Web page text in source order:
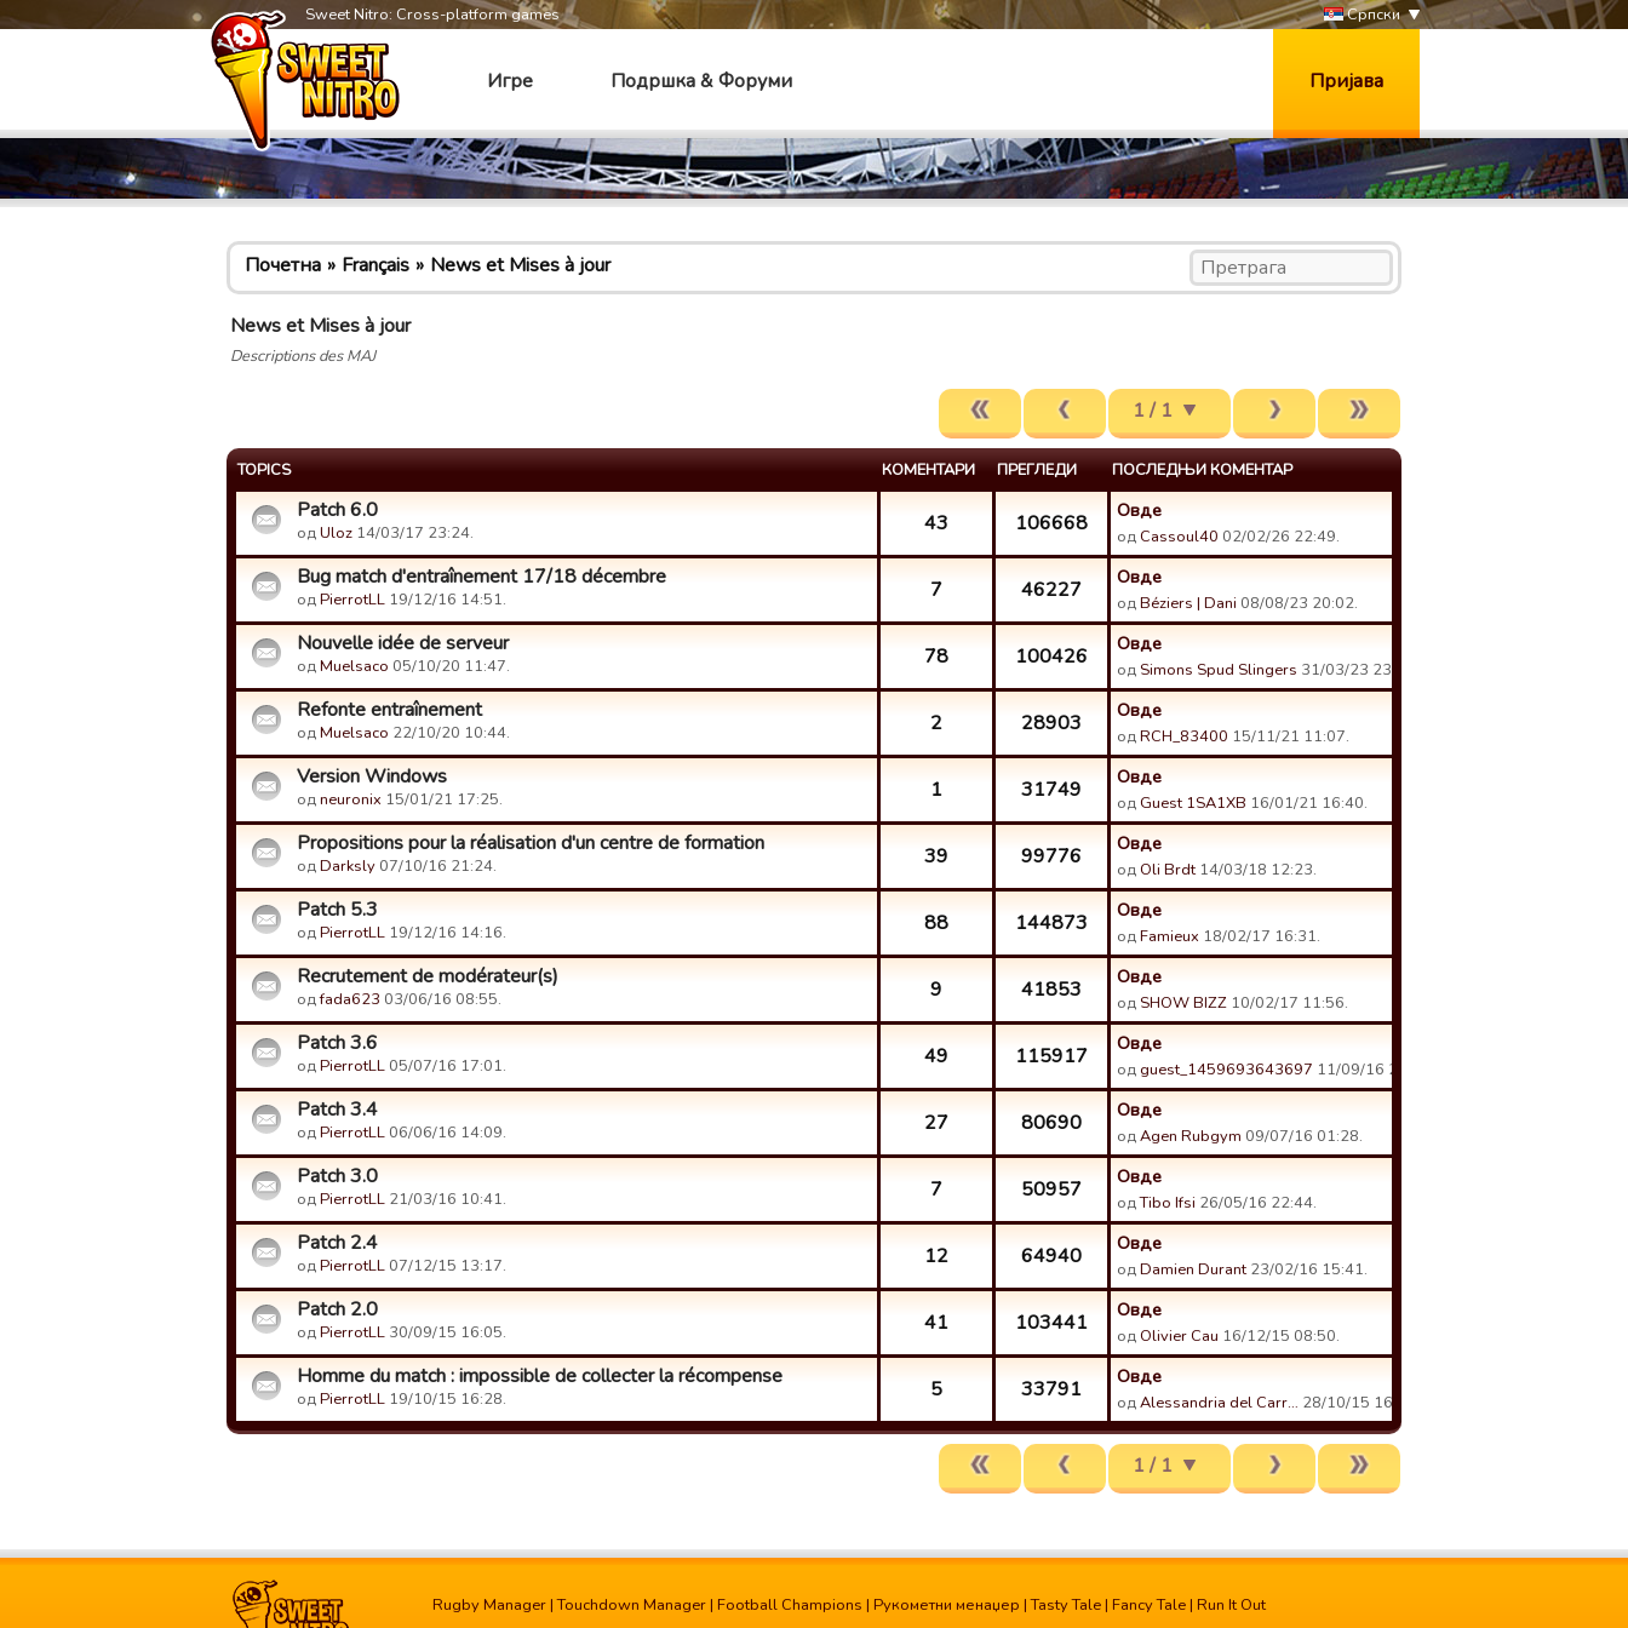
Sweet Nitro: Cross-platform games Српски
Игре Подршка & Форуми Пријава
Почетна Français News et Mises à jour
News et Mises à jour
Descriptions des MAJ
1 / 1
TOPICS КОМЕНТАРИ ПРЕГЛЕДИ ПОСЛЕДЊИ КОМЕНТАР
Patch 6.0
одUloz 14/03/17 23:24. 43 106668 Овде
од Cassoul40 02/02/26 22:49.
Bug match d'entraînement 17/18 décembre
одPierrotLL 19/12/16 14:51. 7 46227 Овде
одBéziers | Dani 08/08/23 20:02.
Nouvelle idée de serveur
одMuelsaco 05/10/20 11:47. 78 100426 Овде
од Simons Spud Slingers 31/03/23 23:38.
Refonte entraînement
одMuelsaco 22/10/20 10:44. 2 28903 Овде
одRCH_83400 15/11/21 11:07.
Version Windows
одneuronix 15/01/21 17:25. 1 31749 Овде
од Guest 1SA1XB 16/01/21 16:40.
Propositions pour la réalisation d'un centre de formation
одDarksly 07/10/16 21:24. 39 99776 Овде
од Oli Brdt14/03/18 12:23.
Patch 5.3
одPierrotLL 19/12/16 14:16. 88 144873 Овде
одFamieux 18/02/17 16:31.
Recrutement de modérateur(s)
одfada623 03/06/16 08:55. 9 41853 Овде
од SHOW BIZZ 10/02/17 11:56.
Patch 3.6
одPierrotLL 05/07/16 17:01. 49 115917 Овде
од guest_1459693643697 11/09/16 20:48.
Patch 3.4
одPierrotLL 06/06/16 14:09. 27 80690 Овде
одAgen Rubgym 09/07/16 01:28.
Patch 3.0
одPierrotLL 21/03/16 10:41. 7 50957 Овде
одTibo Ifsi 26/05/16 22:44.
Patch 2.4
одPierrotLL 07/12/15 13:17. 12 64940 Овде
одDamien Durant23/02/16 15:41.
Patch 2.0
одPierrotLL 30/09/15 16:05. 41 103441 Овде
од Olivier Cau 16/12/15 08:50.
Homme du match : impossible de collecter la récompense
одPierrotLL 19/10/15 16:28. 5 33791 Овде
одAlessandria del Carr… 28/10/15 16:19.
1 / 1
Rugby Manager |Touchdown Manager | Football Champions | Рукометни менаџер |Tasty Tale | Fancy Tale | Run It Out